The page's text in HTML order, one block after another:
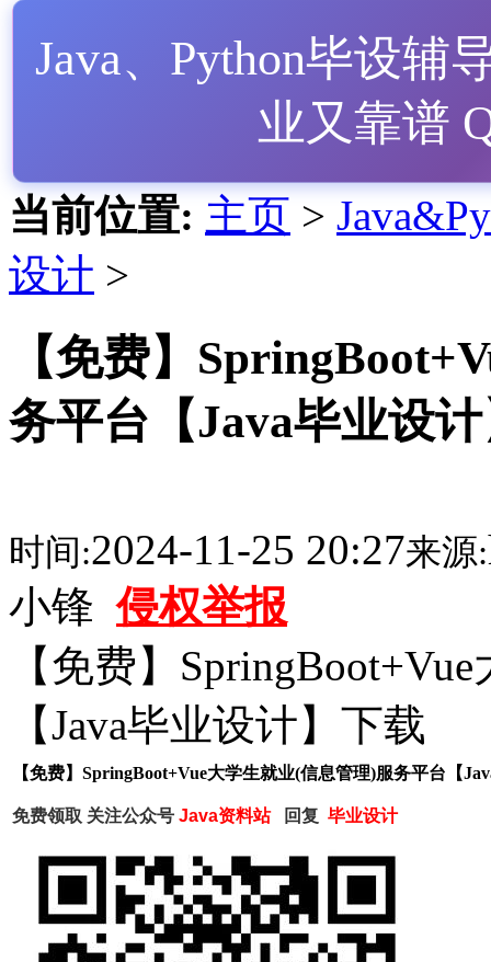
Java、Python毕设辅
业又靠谱
当前位置: 主页 >
设计 >
【免费】
务平台【Java毕业设
时间:2024-11-25 20:27来源:
小锋侵权举报
【免费】
【Java毕业设计】下载
【免费】SpringBoot+Vue大学生就业(信息管理)服务平台【
免费领取 关注公众号 Java资料站回复 毕业设计